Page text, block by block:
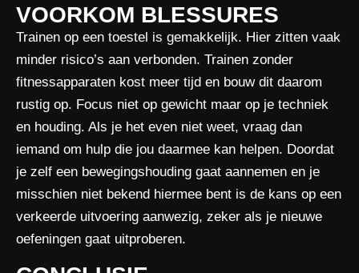
VOORKOM BLESSURES
Trainen op een toestel is gemakkelijk. Hier zitten vaak
minder risico’s aan verbonden. Trainen zonder
fitnessapparaten kost meer tijd en bouw dit daarom
rustig op. Focus niet op gewicht maar op je techniek
en houding. Als je het even niet weet, vraag dan
iemand om hulp die jou daarmee kan helpen. Doordat
je zelf een bewegingshouding gaat aannemen en je
misschien niet bekend hiermee bent is de kans op een
verkeerde uitvoering aanwezig, zeker als je nieuwe
oefeningen gaat uitproberen.